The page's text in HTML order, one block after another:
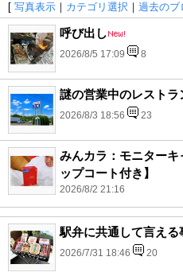
[ 写真表示 ｜ カテゴリ選択 ｜ 過去のブ
呼び出し
2026/8/5 17:09 8
謎の営業中のレストラ
2026/8/3 18:56 23
みんカラ：モニターキ
ップコート付き】
2026/8/2 21:16
駅弁に共通して言える
2026/7/31 18:46 20